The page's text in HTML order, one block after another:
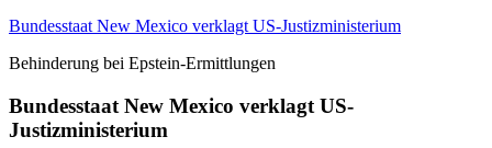
Bundesstaat New Mexico verklagt US-Justizministerium
Behinderung bei Epstein-Ermittlungen
Bundesstaat New Mexico verklagt US-
Justizministerium